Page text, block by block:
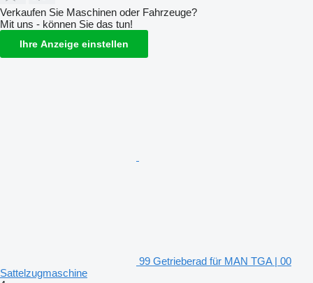
Verkaufen Sie Maschinen oder Fahrzeuge?
Mit uns - können Sie das tun!
Ihre Anzeige einstellen
99 Getrieberad für MAN TGA | 00
Sattelzugmaschine